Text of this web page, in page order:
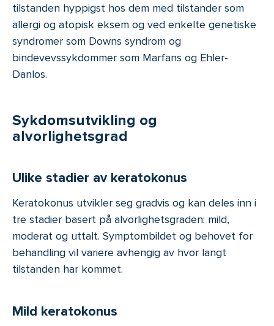
tilstanden hyppigst hos dem med tilstander som
allergi og atopisk eksem og ved enkelte genetiske
syndromer som Downs syndrom og
bindevevssykdommer som Marfans og Ehler-
Danlos.
Sykdomsutvikling og
alvorlighetsgrad
Ulike stadier av keratokonus
Keratokonus utvikler seg gradvis og kan deles inn i
tre stadier basert på alvorlighetsgraden: mild,
moderat og uttalt. Symptombildet og behovet for
behandling vil variere avhengig av hvor langt
tilstanden har kommet.
Mild keratokonus